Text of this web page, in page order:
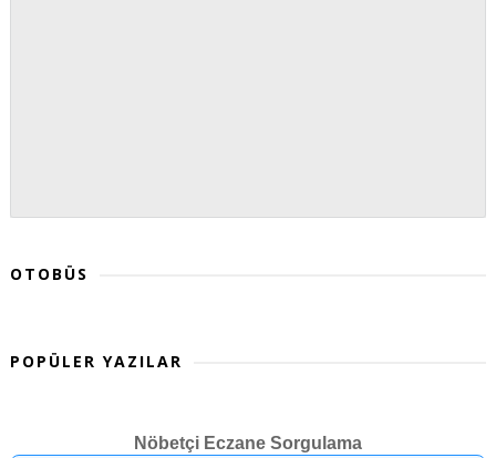
OTOBÜS
POPÜLER YAZILAR
Nöbetçi Eczane Sorgulama